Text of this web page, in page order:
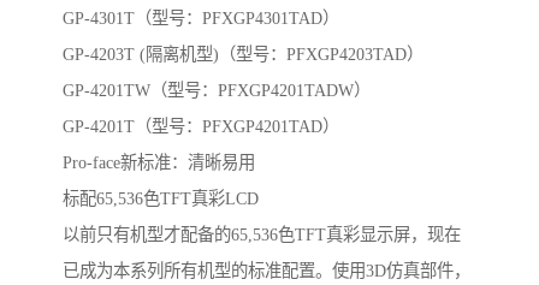
GP-4301T（型号：PFXGP4301TAD）
GP-4203T (隔离机型)（型号：PFXGP4203TAD）
GP-4201TW（型号：PFXGP4201TADW）
GP-4201T（型号：PFXGP4201TAD）
Pro-face新标准：清晰易用
标配65,536色TFT真彩LCD
以前只有机型才配备的65,536色TFT真彩显示屏，现在
已成为本系列所有机型的标准配置。使用3D仿真部件，